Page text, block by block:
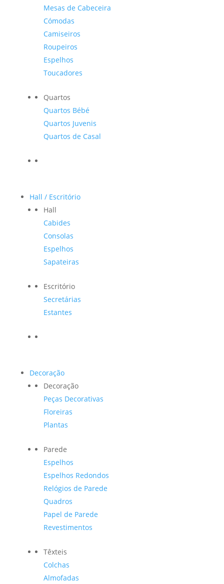
Mesas de Cabeceira
Cómodas
Camiseiros
Roupeiros
Espelhos
Toucadores
Quartos
Quartos Bébé
Quartos Juvenis
Quartos de Casal
Hall / Escritório
Hall
Cabides
Consolas
Espelhos
Sapateiras
Escritório
Secretárias
Estantes
Decoração
Decoração
Peças Decorativas
Floreiras
Plantas
Parede
Espelhos
Espelhos Redondos
Relógios de Parede
Quadros
Papel de Parede
Revestimentos
Têxteis
Colchas
Almofadas